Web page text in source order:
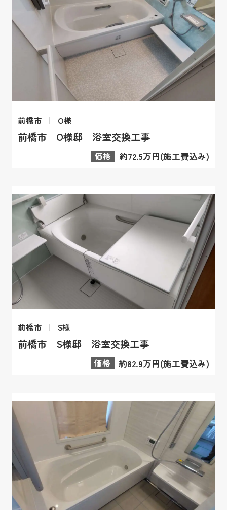
前橋市 O様
前橋市 O様邸 浴室交換工事
価格 約72.5万円(施工費込み)
前橋市 S様
前橋市 S様邸 浴室交換工事
価格 約82.9万円(施工費込み)